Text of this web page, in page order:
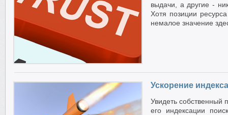
выдачи, а другие -
Хотя позиции
немалое значение
Ускорение
Увидеть собственный
его индексации